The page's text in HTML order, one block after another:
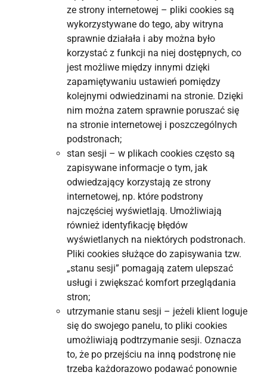
ze strony internetowej – pliki cookies są
wykorzystywane do tego, aby witryna
sprawnie działała i aby można było
korzystać z funkcji na niej dostępnych, co
jest możliwe między innymi dzięki
zapamiętywaniu ustawień pomiędzy
kolejnymi odwiedzinami na stronie. Dzięki
nim można zatem sprawnie poruszać się
na stronie internetowej i poszczególnych
podstronach;
stan sesji – w plikach cookies często są
zapisywane informacje o tym, jak
odwiedzający korzystają ze strony
internetowej, np. które podstrony
najczęściej wyświetlają. Umożliwiają
również identyfikację błędów
wyświetlanych na niektórych podstronach.
Pliki cookies służące do zapisywania tzw.
„stanu sesji” pomagają zatem ulepszać
usługi i zwiększać komfort przeglądania
stron;
utrzymanie stanu sesji – jeżeli klient loguje
się do swojego panelu, to pliki cookies
umożliwiają podtrzymanie sesji. Oznacza
to, że po przejściu na inną podstronę nie
trzeba każdorazowo podawać ponownie